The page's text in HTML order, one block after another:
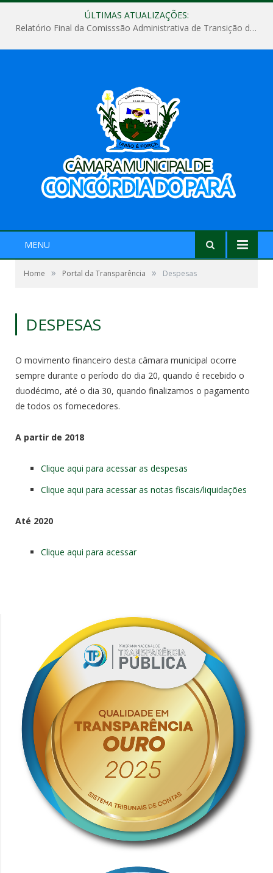
ÚLTIMAS ATUALIZAÇÕES:
Relatório Final da Comisssão Administrativa de Transição de Mandato do Poder Legislativo do Município de Concórdia do Pará
MENU
Home » Portal da Transparência » Despesas
DESPESAS
O movimento financeiro desta câmara municipal ocorre
sempre durante o período do dia 20, quando é recebido o
duodécimo, até o dia 30, quando finalizamos o pagamento
de todos os fornecedores.
A partir de 2018
Clique aqui para acessar as despesas
Clique aqui para acessar as notas fiscais/liquidações
Até 2020
Clique aqui para acessar